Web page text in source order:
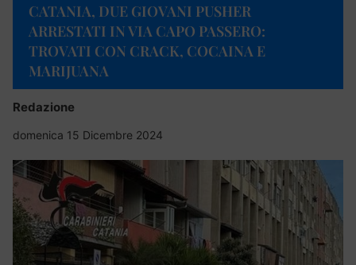
CATANIA, DUE GIOVANI PUSHER
ARRESTATI IN VIA CAPO PASSERO:
TROVATI CON CRACK, COCAINA E
MARIJUANA
Redazione
domenica 15 Dicembre 2024